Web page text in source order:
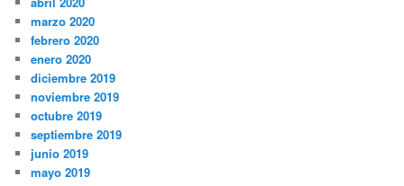
marzo 2020
febrero 2020
enero 2020
diciembre 2019
noviembre 2019
octubre 2019
septiembre 2019
junio 2019
mayo 2019